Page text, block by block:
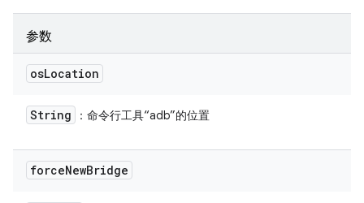
参数
osLocation
String ：命令行工具“adb”的位置
forceNewBridge